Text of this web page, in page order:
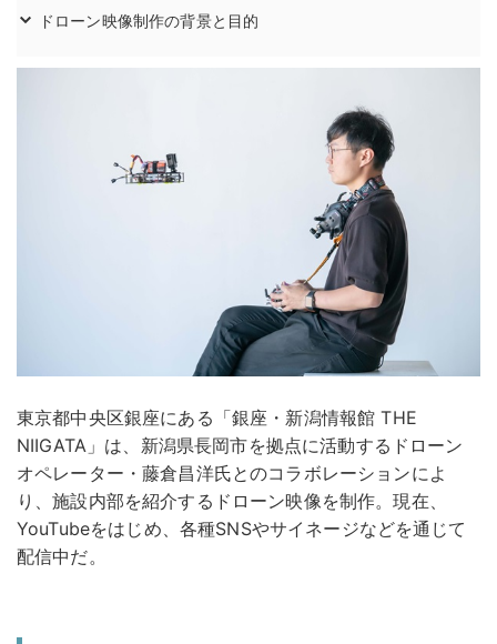
ドローン映像制作の背景と目的
東京都中央区銀座にある「銀座・新潟情報館 THE
NIIGATA」は、新潟県長岡市を拠点に活動するドローン
オペレーター・藤倉昌洋氏とのコラボレーションによ
り、施設内部を紹介するドローン映像を制作。現在、
YouTubeをはじめ、各種SNSやサイネージなどを通じて
配信中だ。